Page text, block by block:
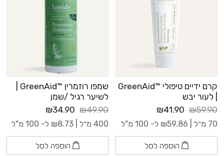
קרם ידיים טיפולי ™GreenAid
| לעור יבש
₪59.90
₪41.90
70 מ״ל | ₪59.86 ל- 100 מ"ל
הוספה לסל
לשיער רגיל /שמן
₪49.90
₪34.90
400 מ״ל | ₪8.73 ל- 100 מ"ל
הוספה לסל